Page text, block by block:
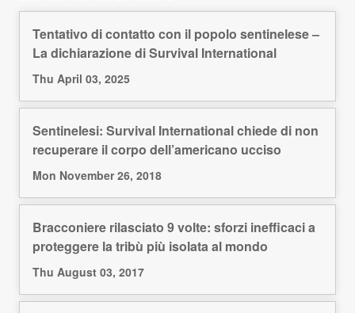
Tentativo di contatto con il popolo sentinelese –
La dichiarazione di Survival International
Thu April 03, 2025
Sentinelesi: Survival International chiede di non
recuperare il corpo dell’americano ucciso
Mon November 26, 2018
Bracconiere rilasciato 9 volte: sforzi inefficaci a
proteggere la tribù più isolata al mondo
Thu August 03, 2017